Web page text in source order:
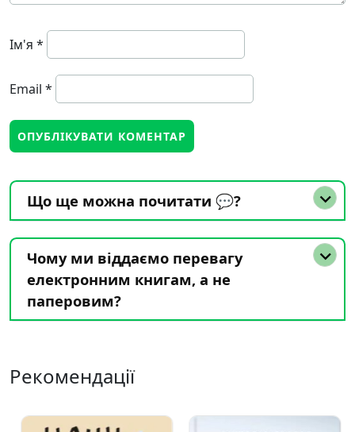
Ім'я *
Email *
Що ще можна почитати 💬?
Чому ми віддаємо перевагу
електронним книгам, а не
паперовим?
Рекомендації